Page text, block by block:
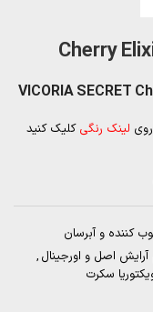
VICORIA SECRET
لینک رنگی کلیک کنید
کننده و آبرسان
آرایش اصل و اورجینال ,
سکرت